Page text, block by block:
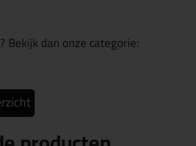
Bekijk dan onze categorie: